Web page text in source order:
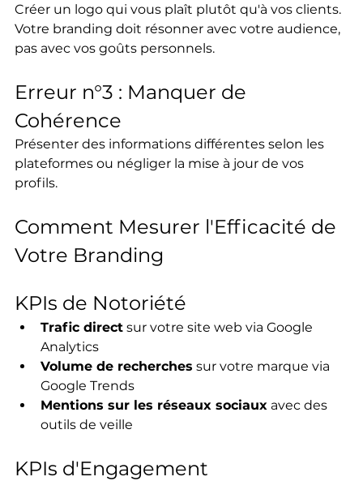
Créer un logo qui vous plaît plutôt qu'à vos clients.
Votre branding doit résonner avec votre audience,
pas avec vos goûts personnels.
Erreur n°3 : Manquer de
Cohérence
Présenter des informations différentes selon les
plateformes ou négliger la mise à jour de vos
profils.
Comment Mesurer l'Efficacité de
Votre Branding
KPIs de Notoriété
Trafic direct sur votre site web via Google
Analytics
Volume de recherches sur votre marque via
Google Trends
Mentions sur les réseaux sociaux avec des
outils de veille
KPIs d'Engagement